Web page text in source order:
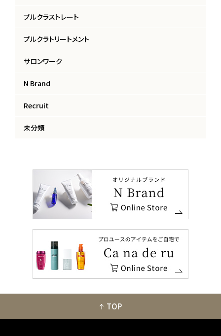
プルクラストレート
プルクラトリートメント
サロンワーク
N Brand
Recruit
未分類
TOP